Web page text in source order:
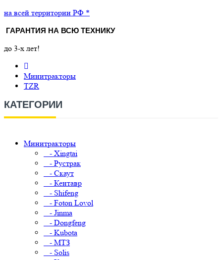
на всей территории РФ *
ГАРАНТИЯ НА ВСЮ ТЕХНИКУ
до 3-х лет!
Минитракторы
TZR
КАТЕГОРИИ
Минитракторы
- Xingtai
- Рустрак
- Скаут
- Кентавр
- Shifeng
- Foton Lovol
- Jinma
- Dongfeng
- Kubota
- МТЗ
- Solis